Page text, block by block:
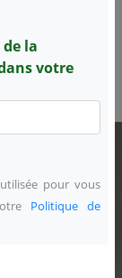
n° de téléphone,
notrePolitique de
la
votre
de la
votre
pour vous
Politique de